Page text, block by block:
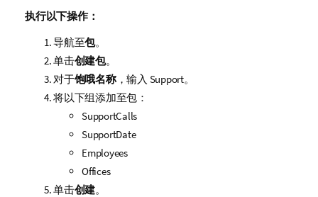
执行以下操作：
导航至包。
单击创建包。
对于饱哦名称，输入 Support。
将以下组添加至包：
SupportCalls
SupportDate
Employees
Offices
单击创建。